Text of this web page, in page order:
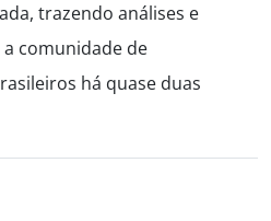
trazendo análises e
comunidade de
há quase duas